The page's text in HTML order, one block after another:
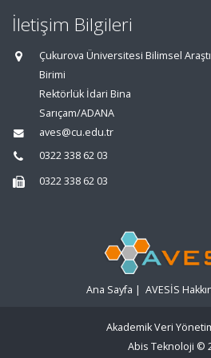
İletişim Bilgileri
Çukurova Üniversitesi Bilimsel
Birimi
Rektörlük İdari Bina
Sarıçam/ADANA
aves@cu.edu.tr
0322 338 62 03
0322 338 62 03
Ana Sayfa | AVESİS
Akademik Veri
Abis Teknoloji ©